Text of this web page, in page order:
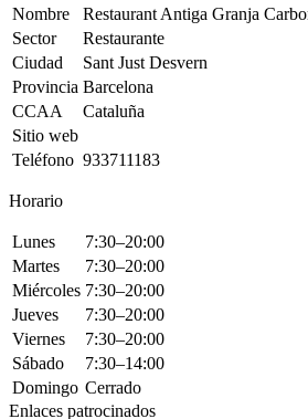
Nombre
Restaurant Antiga Granja
Sector
Restaurante
Ciudad
Sant Just Desvern
Provincia Barcelona
CCAA
Cataluña
Sitio web
Teléfono 933711183
Horario
Lunes
7:30–20:00
Martes
7:30–20:00
Miércoles 7:30–20:00
Jueves
7:30–20:00
Viernes
7:30–20:00
Sábado
7:30–14:00
Domingo Cerrado
Enlaces patrocinados